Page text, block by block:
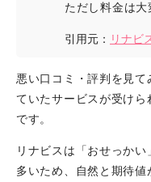
ただし料金は大
引用元： リナビ
悪い口コミ・評判を見て
ていたサービスが受けら
です。
リナビスは「おせっか
多いため、自然と期待